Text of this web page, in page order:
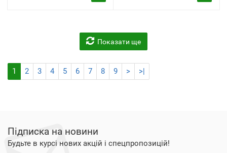
Показати ще
1 2 3 4 5 6 7 8 9 > >|
Підписка на новини
Будьте в курсі нових акцій і спецпропозицій!